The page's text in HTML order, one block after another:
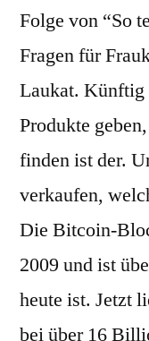
Folge von “So
Fragen für
Laukat. Künftig
Produkte
finden ist der.
verkaufen,
Die Bitcoin-
2009 und ist
heute ist. Jetzt
bei über 16